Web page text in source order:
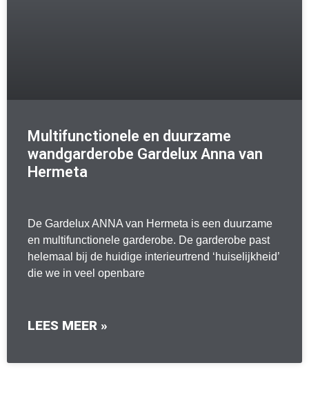
Multifunctionele en duurzame
wandgarderobe Gardelux Anna van
Hermeta
De Gardelux ANNA van Hermeta is een duurzame
en multifunctionele garderobe. De garderobe past
helemaal bij de huidige interieurtrend ‘huiselijkheid’
die we in veel openbare
LEES MEER »